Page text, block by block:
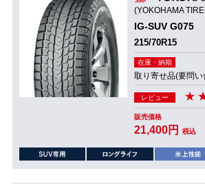
(YOKOHAMA
IG-SUV G075
215/70R15
在庫・納期
取り寄せ品(要問い
レビュー
販売価格
21,400円 税込